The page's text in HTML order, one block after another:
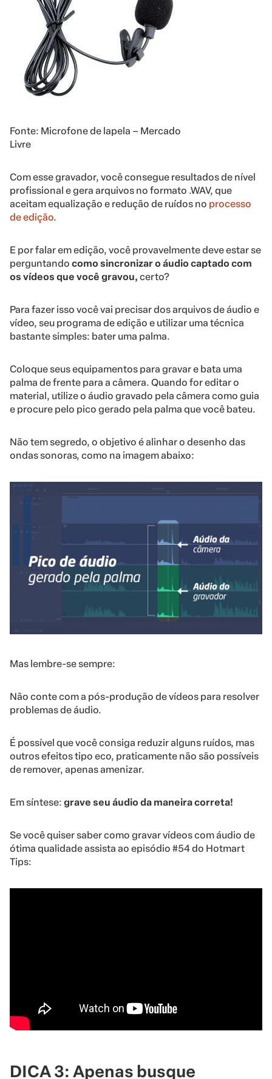
Fonte: Microfone de lapela – Mercado
Livre
Com esse gravador, você consegue resultados de nível
profissional e gera arquivos no formato .WAV, que
aceitam equalização e redução de ruídos no processo
de edição.
E por falar em edição, você provavelmente deve estar se
perguntando como sincronizar o áudio captado com
os vídeos que você gravou, certo?
Para fazer isso você vai precisar dos arquivos de áudio e
vídeo, seu programa de edição e utilizar uma técnica
bastante simples: bater uma palma.
Coloque seus equipamentos para gravar e bata uma
palma de frente para a câmera. Quando for editar o
material, utilize o áudio gravado pela câmera como guia
e procure pelo pico gerado pela palma que você bateu.
Não tem segredo, o objetivo é alinhar o desenho das
ondas sonoras, como na imagem abaixo:
Mas lembre-se sempre:
Não conte com a pós-produção de vídeos para resolver
problemas de áudio.
É possível que você consiga reduzir alguns ruídos, mas
outros efeitos tipo eco, praticamente não são possíveis
de remover, apenas amenizar.
Em síntese: grave seu áudio da maneira correta!
Se você quiser saber como gravar vídeos com áudio de
ótima qualidade assista ao episódio #54 do Hotmart
Tips:
DICA 3: Apenas busque